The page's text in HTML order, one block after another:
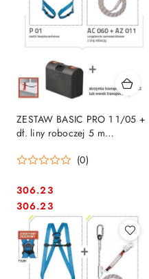
ZESTAW BASIC PRO 1 1/05 +
dł. liny roboczej 5 m
(0)
Cena:
306.23
Cena:
306.23